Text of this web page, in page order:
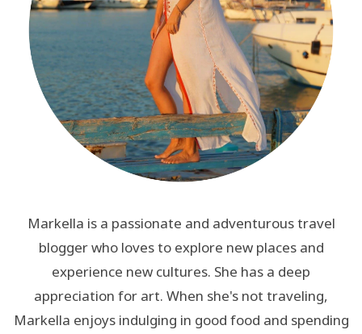
Markella is a passionate and adventurous travel
blogger who loves to explore new places and
experience new cultures. She has a deep
appreciation for art. When she's not traveling,
Markella enjoys indulging in good food and spending